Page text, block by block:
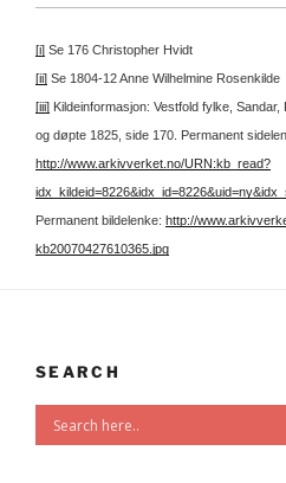
[i] Se 176 Christopher Hvidt
[ii] Se 1804-12 Anne Wilhelmine Rosenkilde
[iii] Kildeinformasjon: Vestfold fylke,
og døpte 1825, side 170. Permanent
http://www.arkivverket.no/URN:kb_read?
Permanent bildelenke: http://
kb20070427610365.jpg
SEARCH